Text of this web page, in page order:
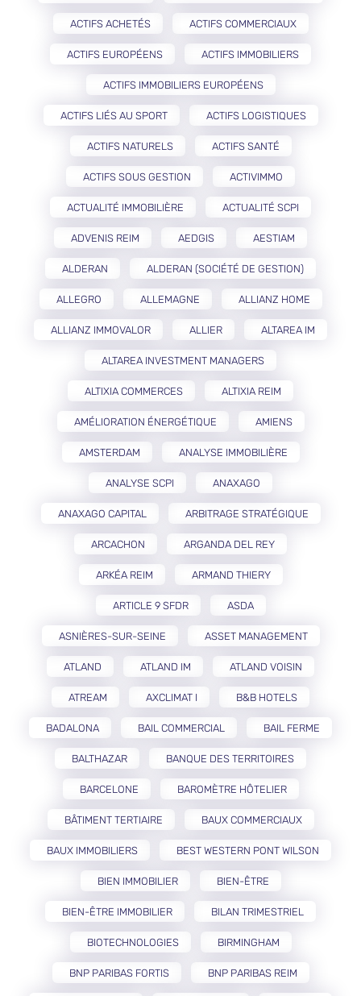
ACTIFS ACHETÉS ACTIFS COMMERCIAUX
ACTIFS EUROPÉENS ACTIFS IMMOBILIERS
ACTIFS IMMOBILIERS EUROPÉENS
ACTIFS LIÉS AU SPORT ACTIFS LOGISTIQUES
ACTIFS NATURELS ACTIFS SANTÉ
ACTIFS SOUS GESTION ACTIVIMMO
ACTUALITÉ IMMOBILIÈRE ACTUALITÉ SCPI
ADVENIS REIM AEDGIS AESTIAM
ALDERAN ALDERAN (SOCIÉTÉ DE GESTION)
ALLEGRO ALLEMAGNE ALLIANZ HOME
ALLIANZ IMMOVALOR ALLIER ALTAREA IM
ALTAREA INVESTMENT MANAGERS
ALTIXIA COMMERCES ALTIXIA REIM
AMÉLIORATION ÉNERGÉTIQUE AMIENS
AMSTERDAM ANALYSE IMMOBILIÈRE
ANALYSE SCPI ANAXAGO
ANAXAGO CAPITAL ARBITRAGE STRATÉGIQUE
ARCACHON ARGANDA DEL REY
ARKÉA REIM ARMAND THIERY
ARTICLE 9 SFDR ASDA
ASNIÈRES-SUR-SEINE ASSET MANAGEMENT
ATLAND ATLAND IM ATLAND VOISIN
ATREAM AXCLIMAT I B&B HOTELS
BADALONA BAIL COMMERCIAL BAIL FERME
BALTHAZAR BANQUE DES TERRITOIRES
BARCELONE BAROMÈTRE HÔTELIER
BÂTIMENT TERTIAIRE BAUX COMMERCIAUX
BAUX IMMOBILIERS BEST WESTERN PONT WILSON
BIEN IMMOBILIER BIEN-ÊTRE
BIEN-ÊTRE IMMOBILIER BILAN TRIMESTRIEL
BIOTECHNOLOGIES BIRMINGHAM
BNP PARIBAS FORTIS BNP PARIBAS REIM